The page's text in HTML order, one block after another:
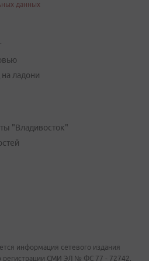
данных
на ладони
"Владивосток"
информация сетевого издания
регистрации СМИ ЭЛ № ФС 77 - 72742,